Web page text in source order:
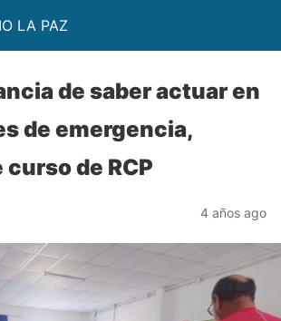
LA PAZ
de saber actuar en
de emergencia,
de RCP
4 años ago